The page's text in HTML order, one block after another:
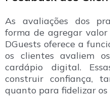
As avaliações dos
forma de agregar
DGuests oferece a
os clientes avaliem
cardápio digital.
construir confiança,
quanto para fidelizar os